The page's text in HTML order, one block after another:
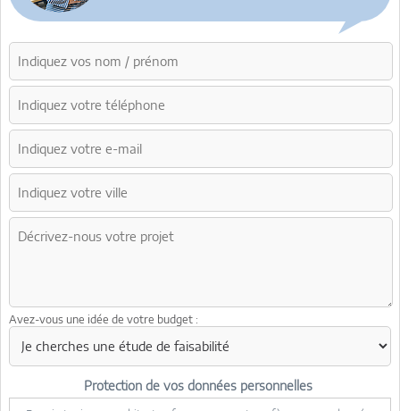
Avez-vous une idée de votre budget :
Protection de vos données personnelles